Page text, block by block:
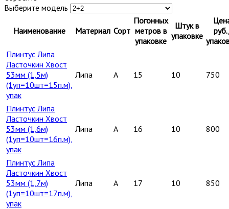
Выберите модель
Наименование Материал Сорт
Погонных
метров в
упаковке
Штук в
упаковке
Плинтус Липа
Ласточкин Хвост
53мм (1,5м)
(1уп=10шт=15п.м),
упак
Липа A 15 10 750
Плинтус Липа
Ласточкин Хвост
53мм (1,6м)
(1уп=10шт=16п.м),
упак
Липа A 16 10 800
Плинтус Липа
Ласточкин Хвост
53мм (1,7м)
(1уп=10шт=17п.м),
упак
Липа A 17 10 850